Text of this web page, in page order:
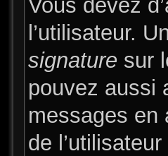
Vous devez
l’utilisateur.
signature sur
pouvez aussi
messages en
de